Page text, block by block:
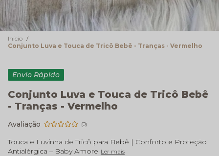
Início
Conjunto Luva e Touca de Tricô Bebê - Tranças - Vermelho
Envio Rápido
Conjunto Luva e Touca de Tricô Bebê
- Tranças - Vermelho
(0)
Touca e Luvinha de Tricô para Bebê | Conforto e Proteção
Antialérgica – Baby Amore Ler mais